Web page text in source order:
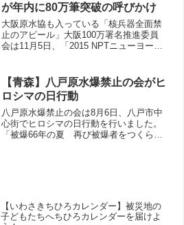
が年内に80万筆突破の呼びかけ
大阪原水協も入っている「核兵器全面禁
止のアピール」大阪100万署名推進委員
会は11月5日、「2015 NPTニューヨーク
リックするとPDFファイルが開きます
【青森】八戸原水爆禁止の会がヒ
ロシマの日行動
八戸原水爆禁止の会は8月6日、八戸市中
心街でヒロシマの日行動を行いました。
「被爆66年の夏 再び被爆者をつくらな
【いわさきちひろカレンダー】被災地の
子どもたちへちひろカレンダーを届けよ